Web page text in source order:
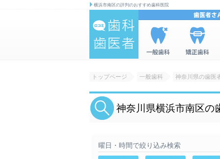
横浜市南区の評判のおすすめ歯科医院
情報検索サイ
科・歯医者
検索
検索
トップページ 一般歯科 神奈川県の歯医
神奈川県横浜市南区の
曜日・時間で絞り込み検索